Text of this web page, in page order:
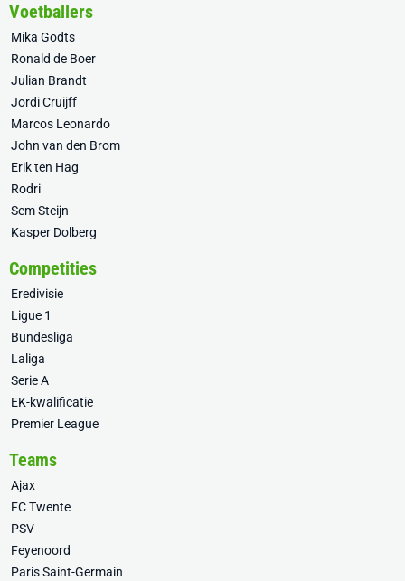
Voetballers
Mika Godts
Ronald de Boer
Julian Brandt
Jordi Cruijff
Marcos Leonardo
John van den Brom
Erik ten Hag
Rodri
Sem Steijn
Kasper Dolberg
Competities
Eredivisie
Ligue 1
Bundesliga
Laliga
Serie A
EK-kwalificatie
Premier League
Teams
Ajax
FC Twente
PSV
Feyenoord
Paris Saint-Germain